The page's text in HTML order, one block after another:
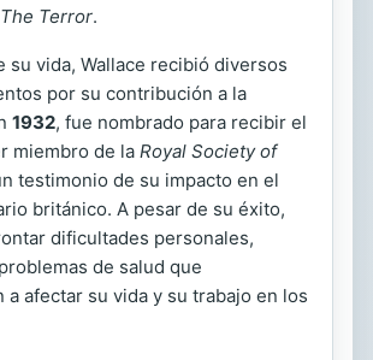
The Terror.
su vida, Wallace recibió diversos
por su contribución a la
1932, fue nombrado para recibir el
miembro de la Royal Society of
testimonio de su impacto en el
británico. A pesar de su éxito,
dificultades personales,
de salud que
a afectar su vida y su trabajo en los